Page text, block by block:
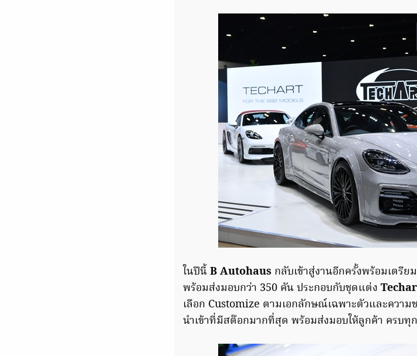
ในปีนี้B Autohaus กลับเข้าสู่งานอีกครั้งพร้อมเตรี
พร้อมส่งมอบกว่า 350 คัน ประกอบกับชุดแต่ง
เลือก Customize ตามเอกลักษณ์เฉพาะตัวและความ
นำเข้าที่มีสต๊อกมากที่สุด พร้อมส่งมอบให้ลูกค้า ครบทุ